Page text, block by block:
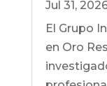
Jul 31,
El Grupo
en Oro